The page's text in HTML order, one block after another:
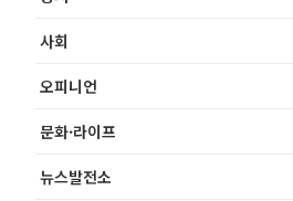
사회
오피니언
문화·라이프
뉴스발전소